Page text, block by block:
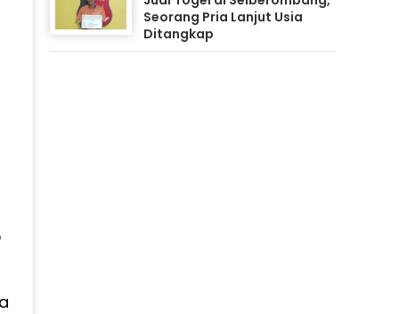
Seorang Pria Lanjut Usia
Ditangkap